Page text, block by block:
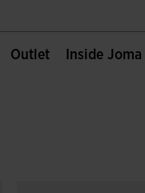
Outlet Inside Joma